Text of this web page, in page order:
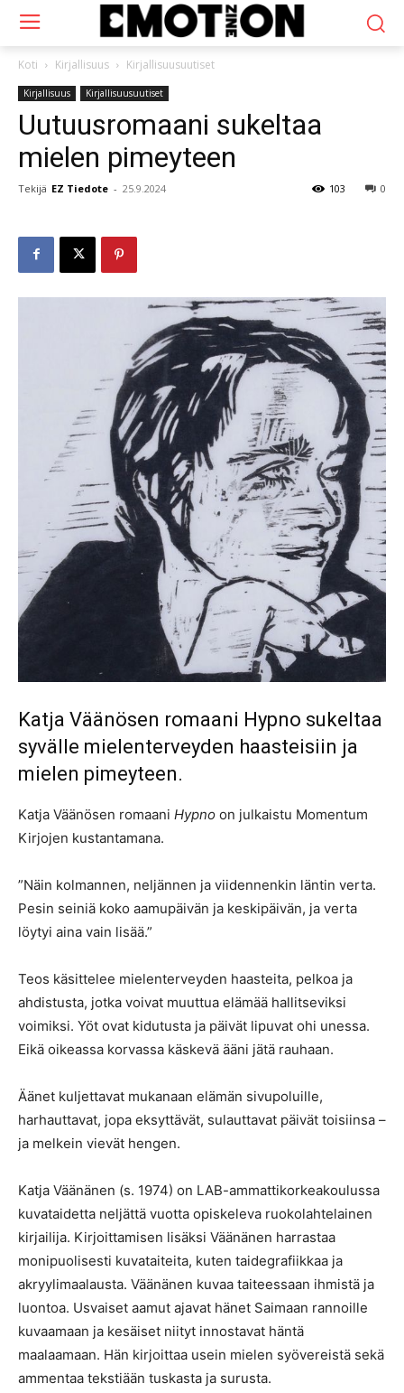
Koti Kirjallisuus Kirjallisuusuutiset
Kirjallisuus Kirjallisuusuutiset
Uutuusromaani sukeltaa
mielen pimeyteen
Tekijä EZ Tiedote - 25.9.2024 0
103
Katja Väänösen romaani Hypno sukeltaa
syvälle mielenterveyden haasteisiin ja
mielen pimeyteen.
Katja Väänösen romaani Hypno on julkaistu Momentum
Kirjojen kustantamana.
”Näin kolmannen, neljännen ja viidennenkin läntin verta.
Pesin seiniä koko aamupäivän ja keskipäivän, ja verta
löytyi aina vain lisää.”
Teos käsittelee mielenterveyden haasteita, pelkoa ja
ahdistusta, jotka voivat muuttua elämää hallitseviksi
voimiksi. Yöt ovat kidutusta ja päivät lipuvat ohi unessa.
Eikä oikeassa korvassa käskevä ääni jätä rauhaan.
Äänet kuljettavat mukanaan elämän sivupoluille,
harhauttavat, jopa eksyttävät, sulauttavat päivät toisiinsa –
ja melkein vievät hengen.
Katja Väänänen (s. 1974) on LAB-ammattikorkeakoulussa
kuvataidetta neljättä vuotta opiskeleva ruokolahtelainen
kirjailija. Kirjoittamisen lisäksi Väänänen harrastaa
monipuolisesti kuvataiteita, kuten taidegrafiikkaa ja
akryylimaalausta. Väänänen kuvaa taiteessaan ihmistä ja
luontoa. Usvaiset aamut ajavat hänet Saimaan rannoille
kuvaamaan ja kesäiset niityt innostavat häntä
maalaamaan. Hän kirjoittaa usein mielen syövereistä sekä
ammentaa tekstiään tuskasta ja surusta.